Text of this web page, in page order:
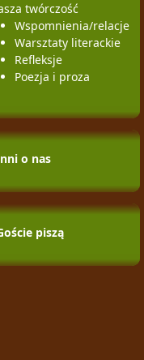
twórczość
Wspomnienia/relacje
Warsztaty literackie
Refleksje
Poezja i proza
o nas
piszą